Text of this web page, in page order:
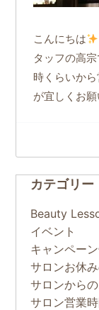
こんにちは
タッフの高
時くらいか
が宜しくお
カテゴリー
Beauty
イベント
キャンペー
サロンお休
サロンから
サロン営業